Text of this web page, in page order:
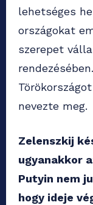
lehetséges
országokat
szerepet
nevezte meg.
Zelenszkij
ugyanakkor
Putyin nem
hogy ideje